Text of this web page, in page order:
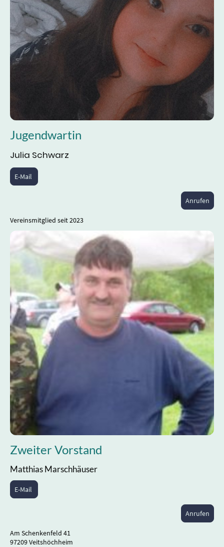
Jugendwartin
Julia Schwarz
E-Mail
Anrufen
Vereinsmitglied seit 2023
Zweiter Vorstand
Matthias Marschhäuser
E-Mail
Anrufen
Am Schenkenfeld 41
97209 Veitshöchheim